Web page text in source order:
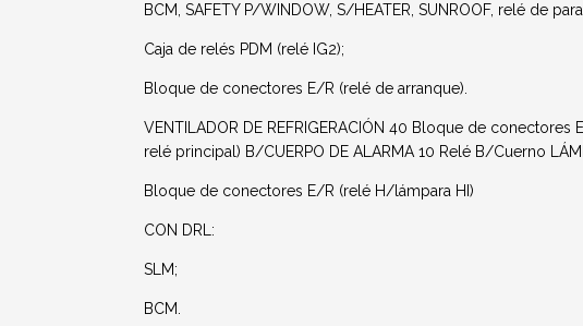
BCM, SAFETY P/WINDOW, S/HEATER, SUNROOF, relé de
Caja de relés PDM (relé IG2);
Bloque de conectores E/R (relé de arranque).
VENTILADOR DE REFRIGERACIÓN 40 Bloque de
relé principal) B/CUERPO DE ALARMA 10 Relé B/Cuerno
Bloque de conectores E/R (relé H/lámpara HI)
CON DRL:
SLM;
BCM.